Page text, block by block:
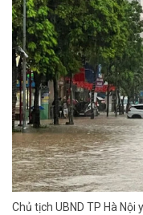
Chủ tịch UBND TP Hà